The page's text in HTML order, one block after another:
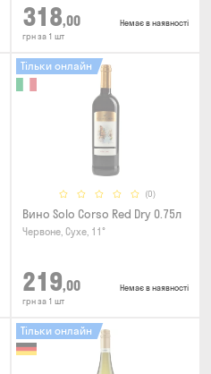
318,00
грн за 1 шт
Немає в наявності
(0)
Тільки онлайн
Вино Solo Corso Red Dry 0.75л
Червоне, Сухе, 11°
219,00
грн за 1 шт
Немає в наявності
Тільки онлайн